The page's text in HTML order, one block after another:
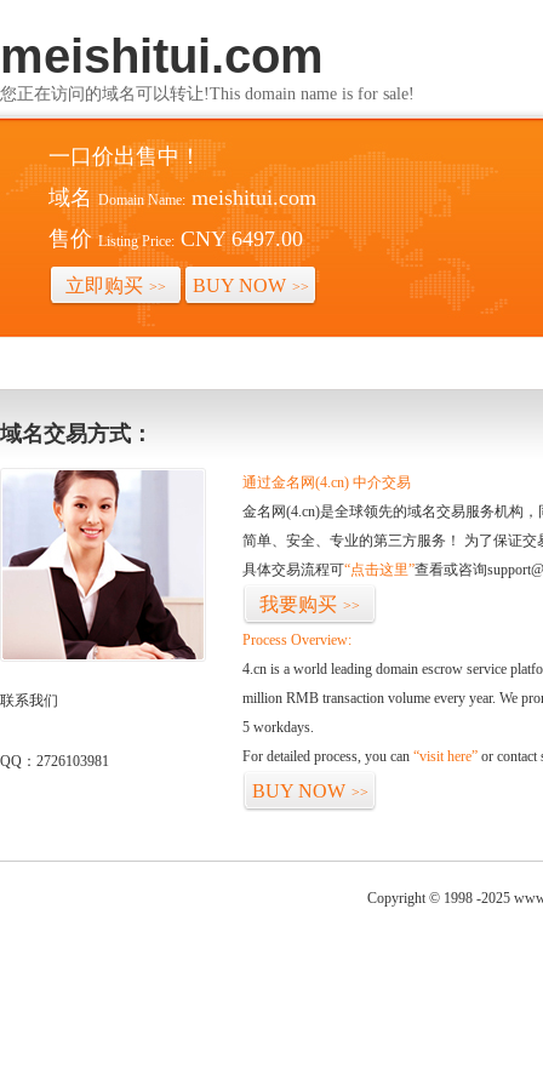
meishitui.com
您正在访问的域名可以转让!This domain name is for sale!
一口价出售中！
域名 Domain Name: meishitui.com
售价 Listing Price: CNY 6497.00
立即购买 >> BUY NOW >>
域名交易方式：
联系我们
QQ：2726103981
通过金名网(4.cn) 中介交易
金名网(4.cn)是全球领先的域名交易服务机构
简单、安全、专业的第三方服务！ 为了保证
具体交易流程可“点击这里”查看或咨询
我要购买 >>
Process Overview:
4.cn is a world leading domain escrow service
million RMB transaction volume every year. We
5 workdays.
For detailed process, you can “visit here” or contact
BUY NOW >>
Copyright © 1998 -2025